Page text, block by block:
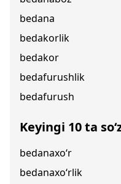
bedana
bedakorlik
bedakor
bedafurushlik
bedafurush
Keyingi 10 ta
bedanaxo‘r
bedanaxo‘rlik